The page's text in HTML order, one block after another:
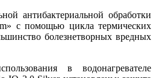
антибактериальной обработки
с помощью цикла термических
болезнетворных вредных
в водонагревателе